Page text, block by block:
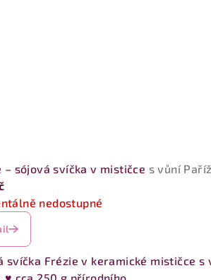
– sójová svíčka v mističce s vůní
nedostupné
svíčka Frézie v keramické mističce